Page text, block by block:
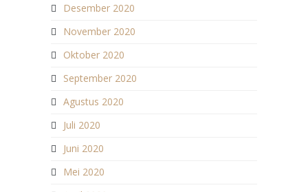
Desember 2020
November 2020
Oktober 2020
September 2020
Agustus 2020
Juli 2020
Juni 2020
Mei 2020